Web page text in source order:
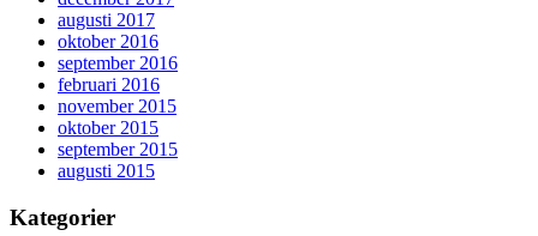
augusti 2017
oktober 2016
september 2016
februari 2016
november 2015
oktober 2015
september 2015
augusti 2015
Kategorier